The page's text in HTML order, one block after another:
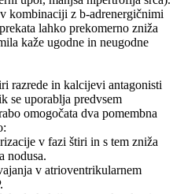
kombinaciji z b-adrenergičnimi
lahko prekomerno zniža
kaže ugodne in neugodne
razrede in kalcijevi antagonisti
se uporablja predvsem
omogočata dva pomembna
v fazi štiri in s tem zniža
nodusa.
v atrioventrikularnem